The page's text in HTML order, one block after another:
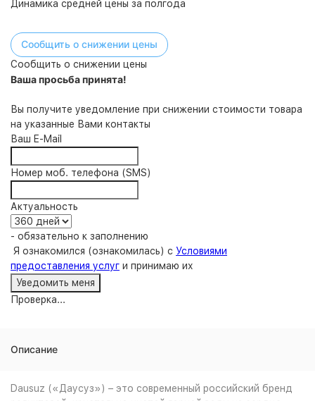
Динамика средней цены за полгода
Сообщить о снижении цены
Сообщить о снижении цены
Ваша просьба принята!
Вы получите уведомление при снижении стоимости товара
на указанные Вами контакты
Ваш E-Mail
Номер моб. телефона (SMS)
Актуальность
- обязательно к заполнению
Я ознакомился (ознакомилась) с Условиями
предоставления услуг и принимаю их
Проверка...
Описание
Dausuz («Даусуз») – это современный российский бренд